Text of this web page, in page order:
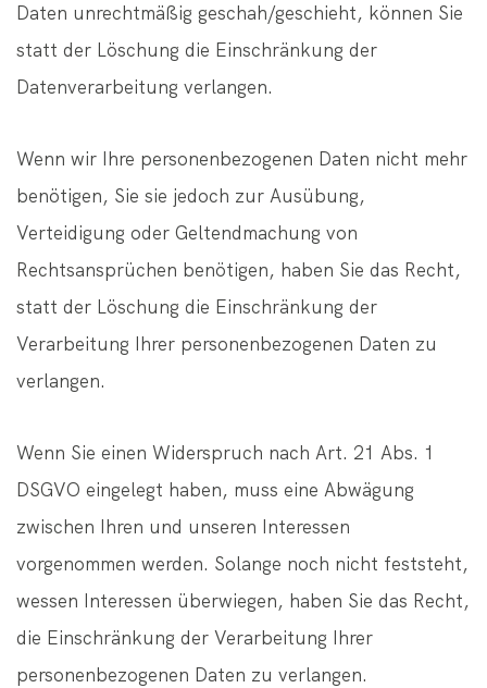
Daten unrechtmäßig geschah/geschieht, können Sie
statt der Löschung die Einschränkung der
Datenverarbeitung verlangen.
Wenn wir Ihre personenbezogenen Daten nicht mehr
benötigen, Sie sie jedoch zur Ausübung,
Verteidigung oder Geltendmachung von
Rechtsansprüchen benötigen, haben Sie das Recht,
statt der Löschung die Einschränkung der
Verarbeitung Ihrer personenbezogenen Daten zu
verlangen.
Wenn Sie einen Widerspruch nach Art. 21 Abs. 1
DSGVO eingelegt haben, muss eine Abwägung
zwischen Ihren und unseren Interessen
vorgenommen werden. Solange noch nicht feststeht,
wessen Interessen überwiegen, haben Sie das Recht,
die Einschränkung der Verarbeitung Ihrer
personenbezogenen Daten zu verlangen.